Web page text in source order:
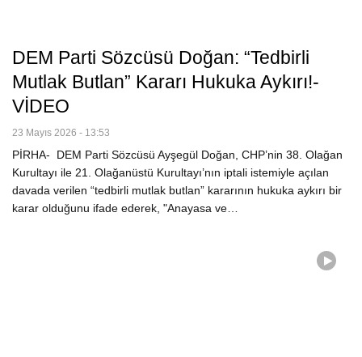
DEM Parti Sözcüsü Doğan: “Tedbirli
Mutlak Butlan” Kararı Hukuka Aykırı!-
VİDEO
23 Mayıs 2026 - 13:53
PİRHA- DEM Parti Sözcüsü Ayşegül Doğan, CHP’nin 38. Olağan
Kurultayı ile 21. Olağanüstü Kurultayı’nın iptali istemiyle açılan
davada verilen “tedbirli mutlak butlan” kararının hukuka aykırı bir
karar olduğunu ifade ederek, "Anayasa ve…